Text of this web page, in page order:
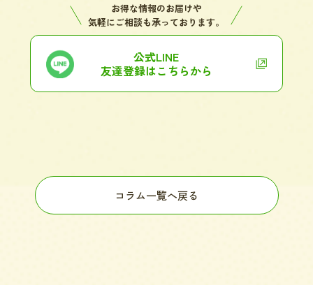
お得な情報のお届けや
気軽にご相談も承っております。
公式LINE
友達登録はこちらから
コラム一覧へ戻る